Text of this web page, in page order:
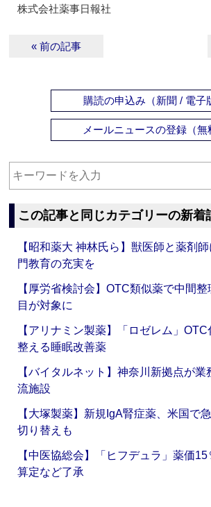
株式会社薬事日報社
« 前の記事
購読の申込み（新聞 / 電子
メールニュースの登録（無
この記事と同じカテゴリーの新着
【昭和薬大 神林氏ら】獣医師と薬剤
門教育の充実を
【厚労省検討会】OTC類似薬で中間
目が対象に
【アリナミン製薬】「ロゼレム」
整える睡眠改善薬
【バイタルネット】神奈川新拠点が業
流施設
【大塚製薬】新規IgA腎症薬、米国で
切り替えも
【中医協総会】「ヒフデュラ」薬価
算定など了承